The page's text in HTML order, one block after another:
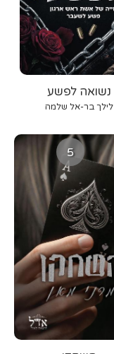
נשואה לפשע
לילך בר-אל שלמה
5